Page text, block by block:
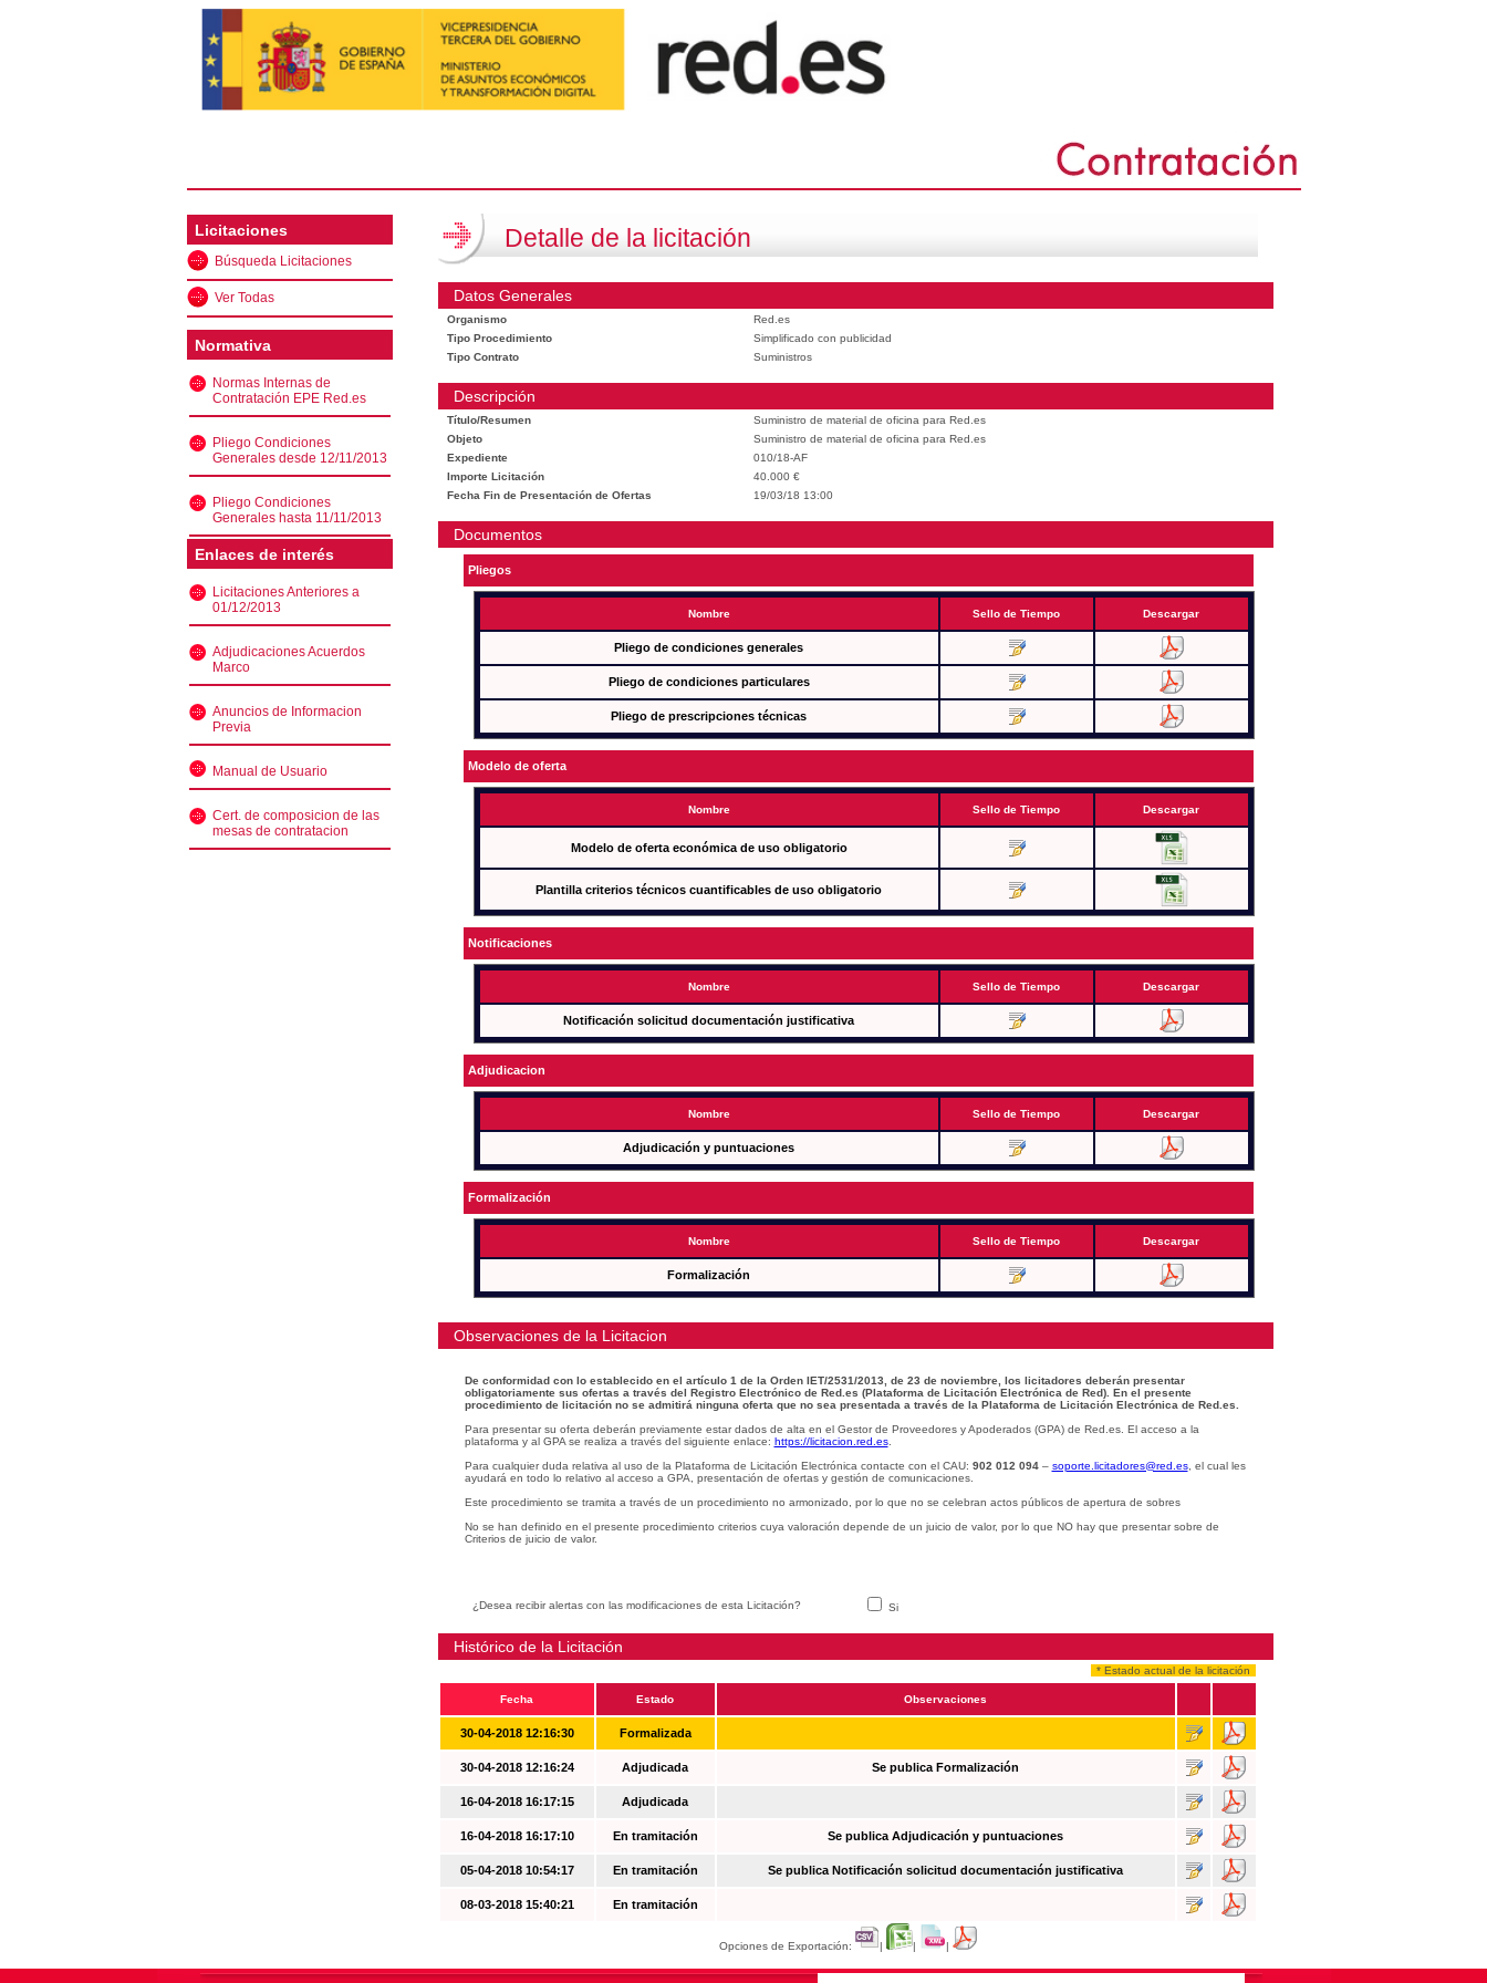
Licitaciones
Búsqueda Licitaciones
Ver Todas
Normativa
Normas Internas de
Contratación EPE Red.es
Pliego Condiciones
Generales desde 12/11/2013
Pliego Condiciones
Generales hasta 11/11/2013
Enlaces de interés
Licitaciones Anteriores a
01/12/2013
Adjudicaciones Acuerdos
Marco
Anuncios de Informacion
Previa
Manual de Usuario
Cert. de composicion de las
mesas de contratacion
Detalle de la licitación
Datos Generales
Organismo
Red.es
Tipo Procedimiento
Simplificado con publicidad
Tipo Contrato
Suministros
Descripción
Título/Resumen
Suministro de material de oficina para Red.es
Objeto
Suministro de material de oficina para Red.es
Expediente
010/18-AF
Importe Licitación
40.000 €
Fecha Fin de Presentación de Ofertas
19/03/18 13:00
Documentos
Pliegos
Nombre Sello de Tiempo Descargar
Pliego de condiciones generales
Pliego de condiciones particulares
Pliego de prescripciones técnicas
Modelo de oferta
Nombre Sello de Tiempo Descargar
Modelo de oferta económica de uso obligatorio
Plantilla criterios técnicos cuantificables de uso obligatorio
Notificaciones
Nombre Sello de Tiempo Descargar
Notificación solicitud documentación justificativa
Adjudicacion
Nombre Sello de Tiempo Descargar
Adjudicación y puntuaciones
Formalización
Nombre Sello de Tiempo Descargar
Formalización
Observaciones de la Licitacion
De conformidad con lo establecido en el artículo 1 de la Orden IET/2531/2013, de 23 de noviembre, los licitadores deberán presentar
obligatoriamente sus ofertas a través del Registro Electrónico de Red.es (Plataforma de Licitación Electrónica de Red). En el presente
procedimiento de licitación no se admitirá ninguna oferta que no sea presentada a través de la Plataforma de Licitación Electrónica de Red.es.
Para presentar su oferta deberán previamente estar dados de alta en el Gestor de Proveedores y Apoderados (GPA) de Red.es. El acceso a la
plataforma y al GPA se realiza a través del siguiente enlace: https://licitacion.red.es.
Para cualquier duda relativa al uso de la Plataforma de Licitación Electrónica contacte con el CAU: 902 012 094– soporte.licitadores@red.es, el cual les
ayudará en todo lo relativo al acceso a GPA, presentación de ofertas y gestión de comunicaciones.
Este procedimiento se tramita a través de un procedimiento no armonizado, por lo que no se celebran actos públicos de apertura de sobres
No se han definido en el presente procedimiento criterios cuya valoración depende de un juicio de valor, por lo que NO hay que presentar sobre de
Criterios de juicio de valor.
¿Desea recibir alertas con las modificaciones de esta Licitación? Si
Histórico de la Licitación
* Estado actual de la licitación
Fecha Estado Observaciones
30-04-2018 12:16:30 Formalizada
30-04-2018 12:16:24 Adjudicada Se publica Formalización
16-04-2018 16:17:15 Adjudicada
16-04-2018 16:17:10 En tramitación Se publica Adjudicación y puntuaciones
05-04-2018 10:54:17 En tramitación Se publica Notificación solicitud documentación justificativa
08-03-2018 15:40:21 En tramitación
Opciones de Exportación: | | |